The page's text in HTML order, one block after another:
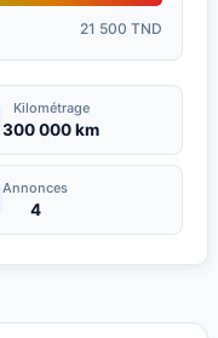
21 500 TND
Kilométrage
300 000 km
Annonces
4